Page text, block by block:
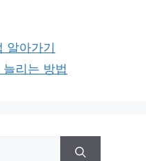
알아가기
리는 방법